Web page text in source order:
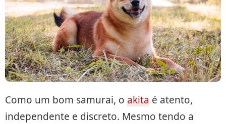
Como um bom samurai, o akita é atento,
independente e discreto. Mesmo tendo a